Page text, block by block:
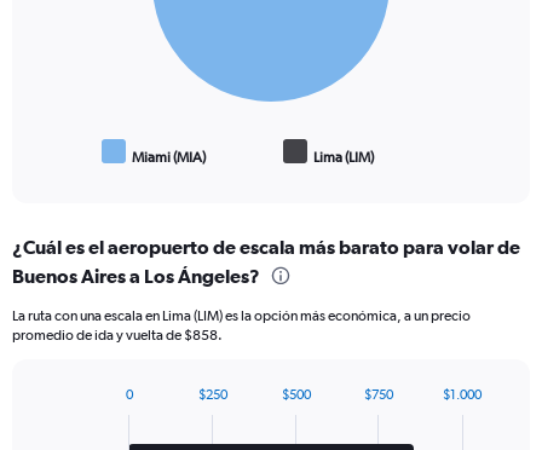
Miami (MIA) Lima (LIM)
¿Cuál es el aeropuerto de escala más barato para volar de
Buenos Aires a Los Ángeles?
La ruta con una escala en Lima (LIM) es la opción más económica, a un precio
promedio de ida y vuelta de $858.
0 $1.000
$250 $500 $750